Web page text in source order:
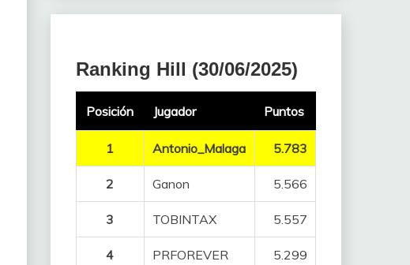
Ranking Hill (30/06/2025)
Posición Jugador Puntos
1 Antonio_Malaga 5.783
2 Ganon 5.566
3 TOBINTAX 5.557
4 PRFOREVER 5.299